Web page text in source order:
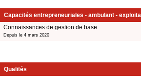
Capacités entrepreneuriales - ambulant -
Connaissances de gestion de base
Depuis le 4 mars 2020
Qualités